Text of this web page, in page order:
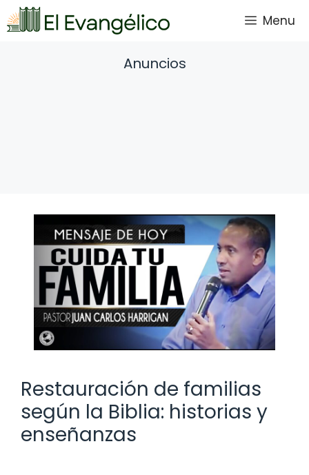
Saltar
al
Menu
Anuncios
Restauración de familias
según la Biblia: historias y
enseñanzas